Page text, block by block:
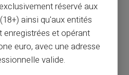
CARTE CLUB
POUR DÉCOUVRIR DES
INCROYABLES
réservé aux
ainsi qu'aux entités
enregistrées et opérant
euro, avec une adresse
valide.